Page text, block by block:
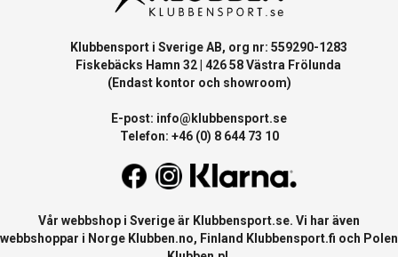
Klubbensport i Sverige AB, org nr: 559290-1283
Fiskebäcks Hamn 32 | 426 58 Västra Frölunda
(Endast kontor och showroom)
E-post: info@klubbensport.se
Telefon: +46 (0) 8 644 73 10
Vår webbshop i Sverige är Klubbensport.se. Vi har även
webbshoppar i Norge Klubben.no, Finland Klubbensport.fi och Polen